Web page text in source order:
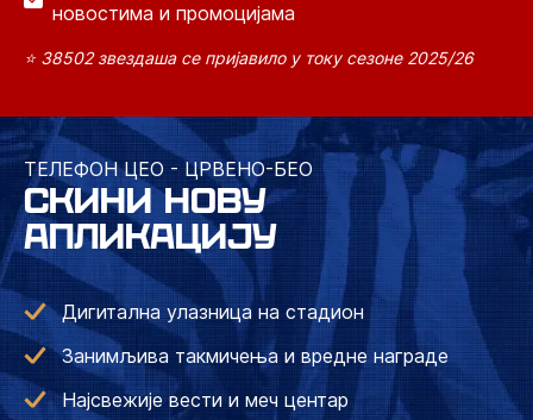
новостима и промоцијама
⭐ 38502 звездаша се пријавило у току сезоне 2025/26
ТЕЛЕФОН ЦЕО - ЦРВЕНО-БЕО
СКИНИ НОВУ
АПЛИКАЦИЈУ
Дигитална улазница на стадион
Занимљива такмичења и вредне награде
Најсвежије вести и меч центар